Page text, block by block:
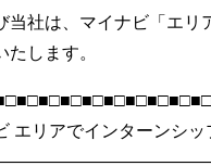
当社は、マイナビ「エリ
たします。
エリアでインターンシッ